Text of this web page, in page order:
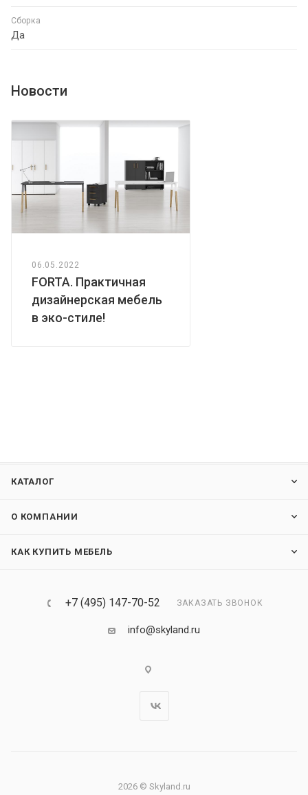
Сборка
Да
Новости
06.05.2022
FORTA. Практичная
дизайнерская мебель
в эко-стиле!
КАТАЛОГ
О КОМПАНИИ
КАК КУПИТЬ МЕБЕЛЬ
+7 (495) 147-70-52 ЗАКАЗАТЬ ЗВОНОК
info@skyland.ru
2026 © Skyland.ru